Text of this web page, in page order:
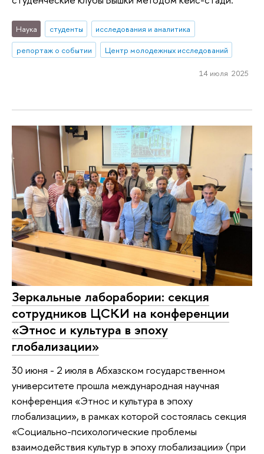
Наука студенты
исследования и аналитика
репортаж о событии
Центр молодежных исследований
14 июля 2025
Зеркальные лаборабории: секция
сотрудников ЦСКИ на конференции
«Этнос и культура в эпоху
глобализации»
30 июня - 2 июля в Абхазском государственном
университете прошла международная научная
конференция «Этнос и культура в эпоху
глобализации», в рамках которой состоялась секция
«Социально-психологические проблемы
взаимодействия культур в эпоху глобализации» (при